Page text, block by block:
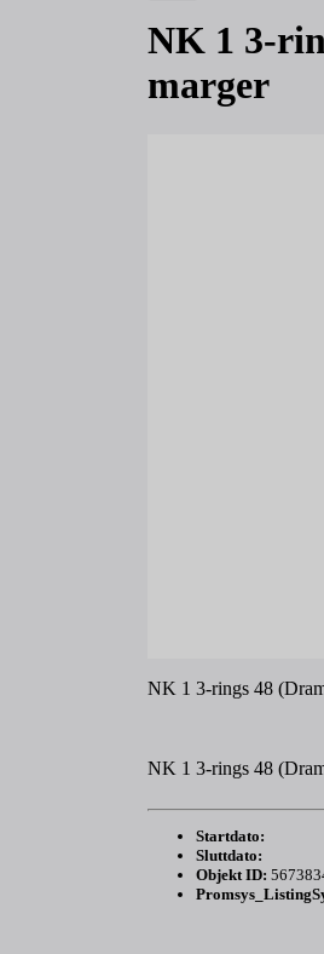
NK 1 3-
marger
NK 1 3-rings 48
NK 1 3-rings 48
Startdato:
Sluttdato:
Objekt ID: